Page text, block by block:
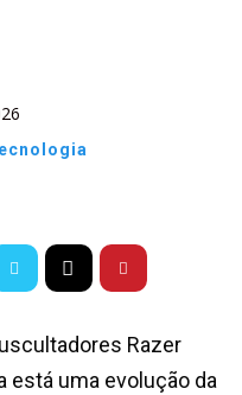
Razer
está uma evolução da